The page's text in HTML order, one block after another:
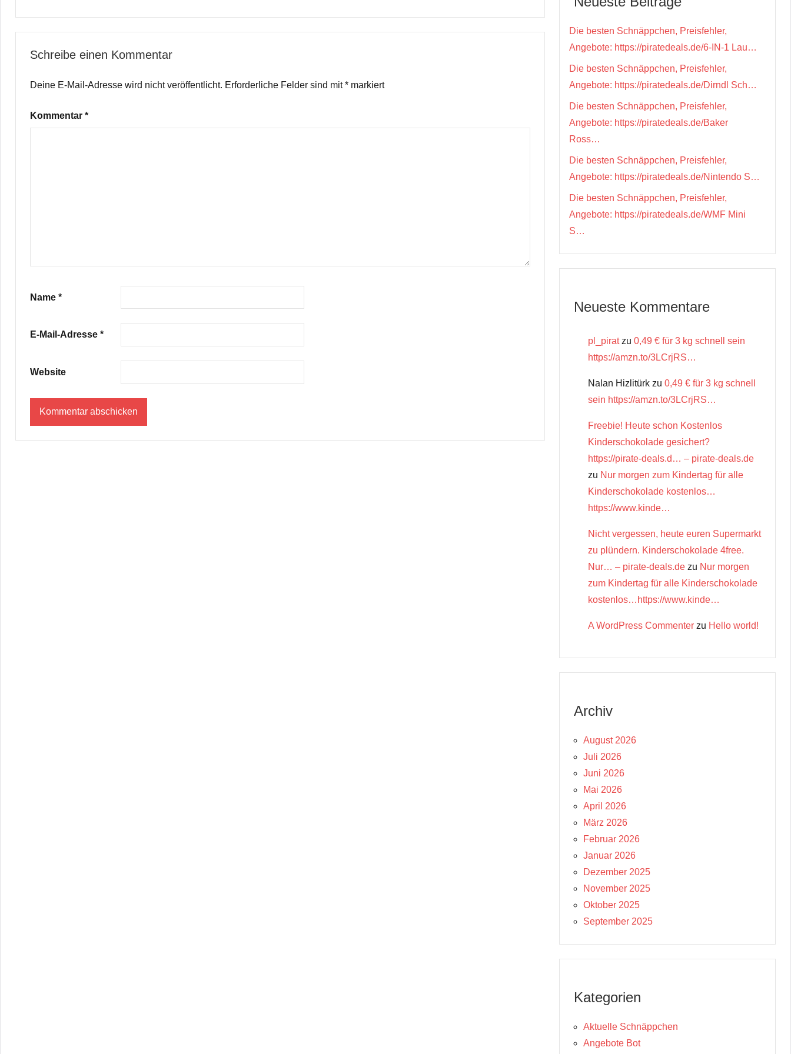
Schreibe einen Kommentar
Deine E-Mail-Adresse wird nicht veröffentlicht. Erforderliche Felder sind mit* markiert
Kommentar *
Name *
E-Mail-Adresse *
Website
Die besten Schnäppchen, Preisfehler,
Angebote: https://piratedeals.de/6-IN-1 Lau…
Die besten Schnäppchen, Preisfehler,
Angebote: https://piratedeals.de/Dirndl Sch…
Die besten Schnäppchen, Preisfehler,
Angebote: https://piratedeals.de/Baker
Ross…
Die besten Schnäppchen, Preisfehler,
Angebote: https://piratedeals.de/Nintendo S…
Die besten Schnäppchen, Preisfehler,
Angebote: https://piratedeals.de/WMF Mini
S…
Neueste Kommentare
pl_piratzu 0,49 € für 3 kg schnell sein
https://amzn.to/3LCrjRS…
Nalan Hizlitürk zu 0,49 € für 3 kg schnell
sein https://amzn.to/3LCrjRS…
Freebie! Heute schon Kostenlos
Kinderschokolade gesichert?
https://pirate-deals.d… – pirate-deals.de
zu Nur morgen zum Kindertag für alle
Kinderschokolade kostenlos…
https://www.kinde…
Nicht vergessen, heute euren Supermarkt
zu plündern. Kinderschokolade 4free.
Nur… – pirate-deals.de zu Nur morgen
zum Kindertag für alle Kinderschokolade
kostenlos…https://www.kinde…
A WordPress Commenter zu Hello world!
Archiv
August 2026
Juli 2026
Juni 2026
Mai 2026
April 2026
März 2026
Februar 2026
Januar 2026
Dezember 2025
November 2025
Oktober 2025
September 2025
Kategorien
Aktuelle Schnäppchen
Angebote Bot